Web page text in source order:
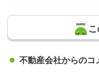
不動産会社からのコ